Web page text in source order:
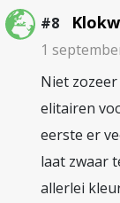
#8
1
Niet
elitairen
eerste er
laat zwaar
allerlei